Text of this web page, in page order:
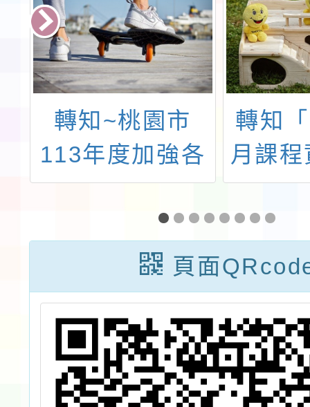
轉知~桃園市
113年度加強各
校教職員及家長
特 教知能研習
(邱沅桔執行長
談適應體育概論
與實務)
轉知
月課
「婚
－青
通工
「愛
絕-親
樂會
時代
頁面